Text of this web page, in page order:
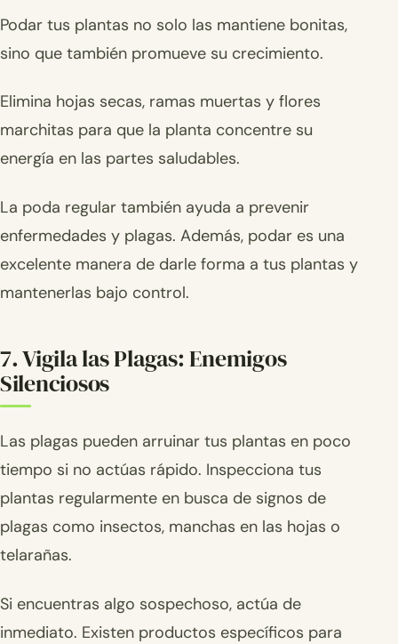
Podar tus plantas no solo las mantiene bonitas,
sino que también promueve su crecimiento.
Elimina hojas secas, ramas muertas y flores
marchitas para que la planta concentre su
energía en las partes saludables.
La poda regular también ayuda a prevenir
enfermedades y plagas. Además, podar es una
excelente manera de darle forma a tus plantas y
mantenerlas bajo control.
7. Vigila las Plagas: Enemigos
Silenciosos
Las plagas pueden arruinar tus plantas en poco
tiempo si no actúas rápido. Inspecciona tus
plantas regularmente en busca de signos de
plagas como insectos, manchas en las hojas o
telarañas.
Si encuentras algo sospechoso, actúa de
inmediato. Existen productos específicos para